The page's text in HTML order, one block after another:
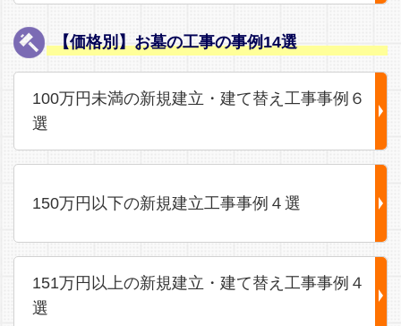
【価格別】お墓の工事の事例14選
100万円未満の新規建立・建て替え工事事例６
選
150万円以下の新規建立工事事例４選
151万円以上の新規建立・建て替え工事事例４
選